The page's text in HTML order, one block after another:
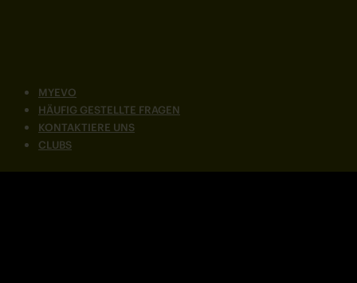
MYEVO
HÄUFIG GESTELLTE FRAGEN
KONTAKTIERE UNS
CLUBS